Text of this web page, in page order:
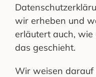
wir erheben und
erläutert auch,
das geschieht.
Wir weisen darauf